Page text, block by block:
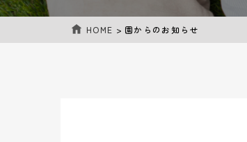
HOME > 園からのお知らせ